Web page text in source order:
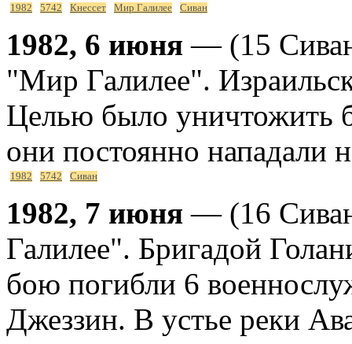
1982 5742 Кнессет Мир Галилее Сиван
1982, 6 июня — (15
"Мир Галилее".
Целью было уничтожить
они постоянно нападали
1982 5742 Сиван
1982, 7 июня — (16
Галилее". Бригадой
бою погибли 6
Джеззин. В устье реки